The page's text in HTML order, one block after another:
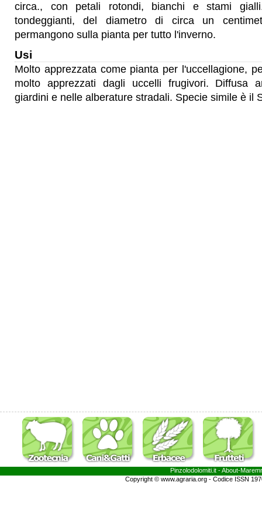
circa., con petali rotondi, bianchi e stami
tondeggianti, del diametro di circa un
permangono sulla pianta per tutto l'inverno.
Usi
Molto apprezzata come pianta per l'uccellagione,
molto apprezzati dagli uccelli frugivori. Diffusa
giardini e nelle alberature stradali. Specie simile è il
Pinzolodolomiti.it - About-
Copyright © www.agraria.org - Codice ISSN